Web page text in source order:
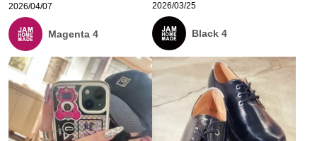
2026/04/07
Magenta 4
2026/03/25
Black 4